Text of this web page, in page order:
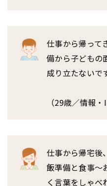
仕事から帰って
備から子どもの
成り立たないで
（29歳／情報・
仕事から帰宅後
飯準備と食事～
く言葉をしゃべ